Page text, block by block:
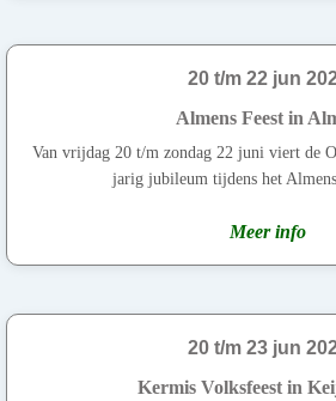
20 t/m 22 jun
Almens Feest in
Van vrijdag 20 t/m zondag 22 juni viert de
jarig jubileum tijdens het Almens
Meer info
20 t/m 23 jun
Kermis Volksfeest in